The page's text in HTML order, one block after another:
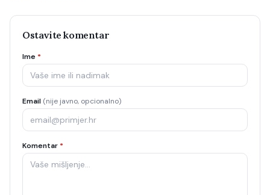
Ostavite komentar
Ime *
Email (nije javno, opcionalno)
Komentar *